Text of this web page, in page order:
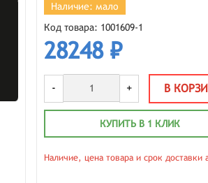
Наличие: мало
Код товара: 1001609-1
28248 ₽
- + В
КУПИТЬ В 1 КЛИК
Наличие, цена товара и срок доставки